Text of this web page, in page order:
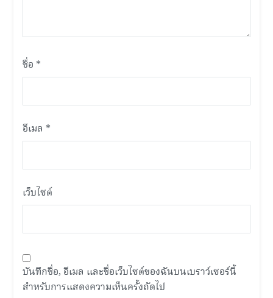
ชื่อ *
อีเมล *
เว็บไซต์
บันทึกชื่อ, อีเมล และชื่อเว็บไซต์ของฉันบนเบราว์เซอร์นี้
สำหรับการแสดงความเห็นครั้งถัดไป